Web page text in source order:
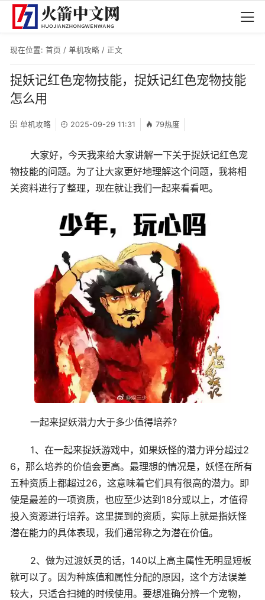
现在位置: 首页 / 单机攻略 / 正文
捉妖记红色宠物技能，捉妖记红色宠物技能
怎么用
单机攻略 2025-09-29 11:31 79热度
大家好，今天我来给大家讲解一下关于捉妖记红色宠
物技能的问题。为了让大家更好地理解这个问题，我将相
关资料进行了整理，现在就让我们一起来看看吧。
一起来捉妖潜力大于多少值得培养?
1、在一起来捉妖游戏中，如果妖怪的潜力评分超过2
6，那么培养的价值会更高。最理想的情况是，妖怪在所有
五种资质上都超过26，这意味着它们具有很高的潜力。即
使是最差的一项资质，也应至少达到18分或以上，才值得
投入资源进行培养。这里提到的资质，实际上就是指妖怪
潜在能力的具体表现，我们通常称之为潜在价值。
2、做为过渡妖灵的话，140以上高主属性无明显短板
就可以了。因为种族值和属性分配的原因，这个方法误差
较大，只适合扫摊的时候使用。要想准确分辨一个宠物，